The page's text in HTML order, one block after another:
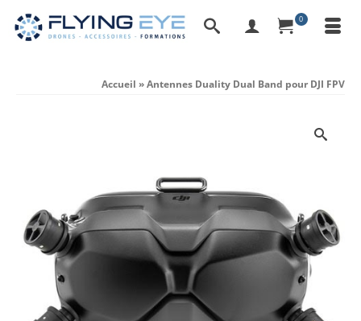
0
Accueil »Antennes Duality Dual Band pour DJI FPV